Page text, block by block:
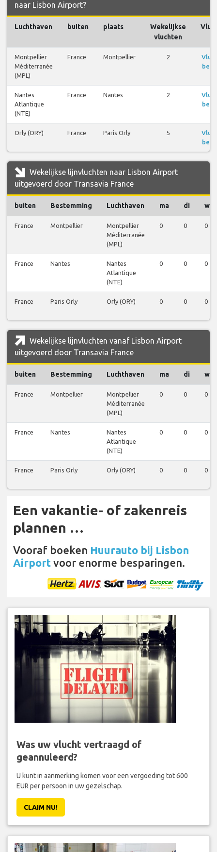
naar Lisbon Airport?
Luchthaven buiten plaats
Wekelijkse
vluchten
Montpellier
Méditerranée
(MPL)
France Montpellier 2
Nantes
Atlantique
(NTE)
France Nantes 2
Orly (ORY) France Paris Orly 5
Wekelijkse lijnvluchten naar Lisbon Airport
uitgevoerd door Transavia France
buiten Bestemming Luchthaven ma di wo
France Montpellier
Montpellier
Méditerranée
(MPL)
0 0 0
France Nantes
Nantes
Atlantique
(NTE)
0 0 0
France Paris Orly Orly (ORY) 0 0 0
Wekelijkse lijnvluchten vanaf Lisbon Airport
uitgevoerd door Transavia France
buiten Bestemming Luchthaven ma di wo
France Montpellier
Montpellier
Méditerranée
(MPL)
0 0 0
France Nantes
Nantes
Atlantique
(NTE)
0 0 0
France Paris Orly Orly (ORY) 0 0 0
Een vakantie- of zakenreis
plannen …
Vooraf boeken Huurauto bij Lisbon
Airport voor enorme besparingen.
Was uw vlucht vertraagd of
geannuleerd?
U kunt in aanmerking komen voor een vergoeding tot 600
EUR per persoon in uw gezelschap.
CLAIM NU!